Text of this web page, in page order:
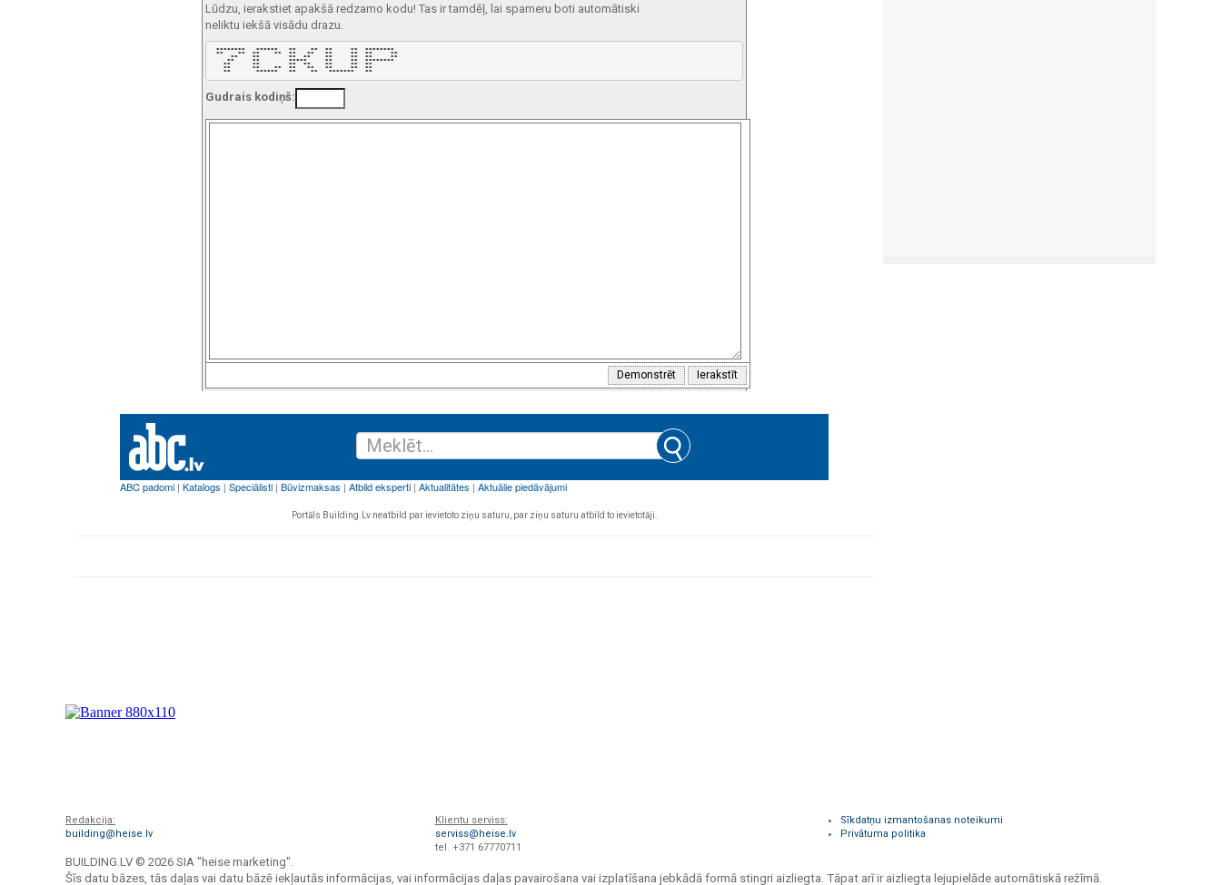
Lūdzu, ierakstiet apakšā redzamo kodu! Tas ir tamdēļ, lai spameru boti automātiski
neliktu iekšā visādu drazu.
********   ******   **    **  **     **  ********
**    **  **    **  **   **   **     **  **     **
     **    **        **  **    **     **  **     **
    **     **        *****     **     **  ********
   **      **        **  **    **     **  **
   **      **    **  **   **   **     **  **
   **       ******   **    **   *******   **
Gudrais kodiņš:
Portāls Building.Lv neatbild par ievietoto ziņu saturu, par ziņu saturu atbild to ievietotāji.
Redakcija:
building@heise.lv
Klientu serviss:
serviss@heise.lv
tel. +371 67770711
Sīkdatņu izmantošanas noteikumi
Privātuma politika
BUILDING.LV © 2026 SIA "heise marketing".
Šīs datu bāzes, tās daļas vai datu bāzē iekļautās informācijas, vai informācijas daļas pavairošana vai izplatīšana jebkādā formā stingri aizliegta. Tāpat arī ir aizliegta lejupielāde automātiskā režīmā.